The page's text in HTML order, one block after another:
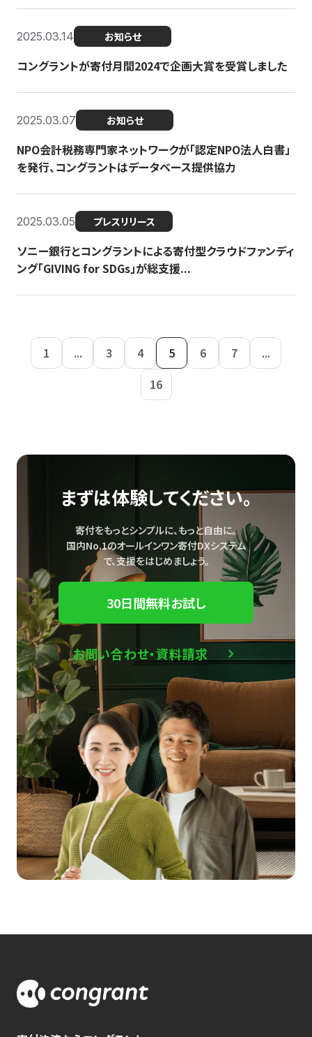
2025.03.14 お知らせ
コングラントが寄付月間2024で企画大賞を受賞しました
2025.03.07 お知らせ
NPO会計税務専門家ネットワークが「認定NPO法人白書」
を発行、コングラントはデータベース提供協力
2025.03.05 プレスリリース
ソニー銀行とコングラントによる寄付型クラウドファンディ
ング「GIVING for SDGs」が総支援...
1 ... 3 4 5 6 7
...
16
まずは体験してください。
寄付をもっとシンプルに、もっと自由に。
国内No.1のオールインワン寄付DXシステム
で、支援をはじめましょう。
30日間無料お試し
お問い合わせ・資料請求